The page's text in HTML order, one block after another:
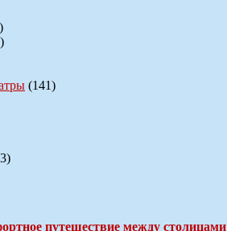
(141)
путешествие между столицами